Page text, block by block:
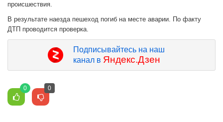
происшествия.
В результате наезда пешеход погиб на месте аварии. По факту
ДТП проводится проверка.
Подписывайтесь на наш
канал в Яндекс.Дзен
0 0